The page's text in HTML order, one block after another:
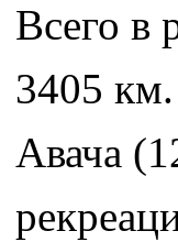
Всего в
3405
Авача